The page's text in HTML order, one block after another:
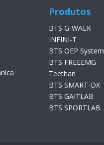
Produtos
BTS G-WALK
INFINI-T
BTS OEP System
BTS FREEEMG
Teethan
BTS SMART-DX
BTS GAITLAB
BTS SPORTLAB